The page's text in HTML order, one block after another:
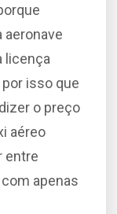
aeronave
licença
isso que
o preço
aéreo
entre
apenas